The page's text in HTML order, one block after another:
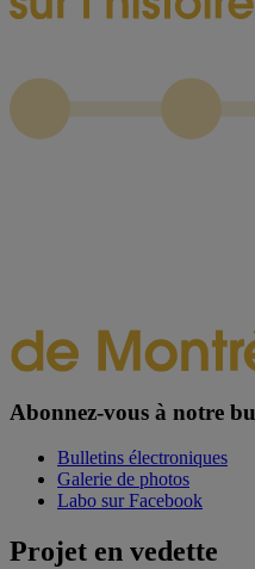
Abonnez-vous à notre
Bulletins électroniques
Galerie de photos
Labo sur Facebook
Projet en vedette